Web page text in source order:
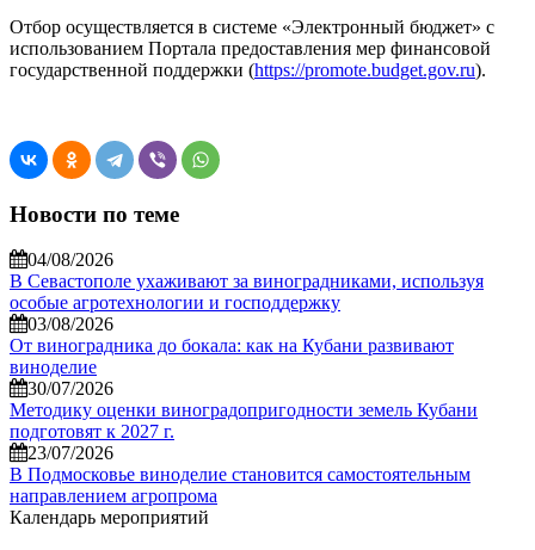
Отбор осуществляется в системе «Электронный бюджет» с
использованием Портала предоставления мер финансовой
государственной поддержки (https://promote.budget.gov.ru).
Новости по теме
04/08/2026
В Севастополе ухаживают за виноградниками, используя
особые агротехнологии и господдержку
03/08/2026
От виноградника до бокала: как на Кубани развивают
виноделие
30/07/2026
Методику оценки виноградопригодности земель Кубани
подготовят к 2027 г.
23/07/2026
В Подмосковье виноделие становится самостоятельным
направлением агропрома
Календарь мероприятий